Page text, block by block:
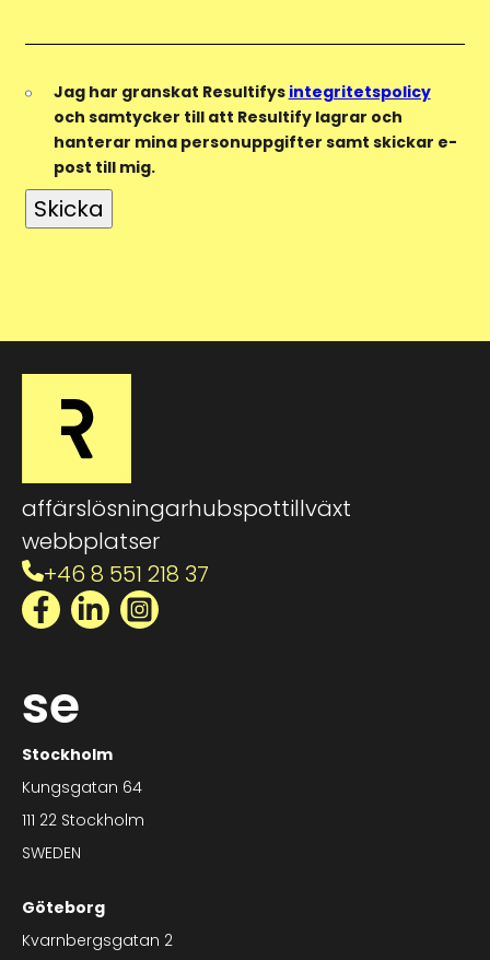
Jag har granskat Resultifys integritetspolicy
och samtycker till att Resultify lagrar och
hanterar mina personuppgifter samt skickar e-
post till mig.
affärslösningarhubspottillväxt
webbplatser
+46 8 551 218 37
Facebook
LinkedInInstagram
se
Stockholm
Kungsgatan 64
111 22 Stockholm
SWEDEN
Göteborg
Kvarnbergsgatan 2